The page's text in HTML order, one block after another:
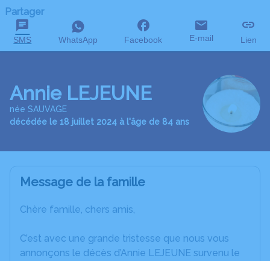
Partager
SMS WhatsApp Facebook E-mail Lien
Annie LEJEUNE
née SAUVAGE
décédée le 18 juillet 2024 à l'âge de 84 ans
Message de la famille
Chère famille, chers amis,
C’est avec une grande tristesse que nous vous
annonçons le décès d’Annie LEJEUNE survenu le